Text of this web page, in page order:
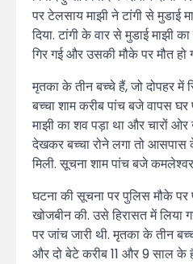
पर टेलसाय माझी ने टांगी से मुडाई
दिया. टांगी के वार से मुडाई माझी
गिर गई और उसकी मौके पर मौत हो
मृतका के तीन बच्चे हैं, जो दोपहर में
बच्चा शाम करीब पांच बजे वापस
माझी का शव पड़ा था और चारों
देखकर बच्चा रोने लगा तो आसपास
मिली. सूचना शाम पांच बजे
घटना की सूचना पर पुलिस मौके पर
खोजबीन की. उसे हिरासत में लिया
पर जांच जारी थी. मृतका के तीन
और दो बेटे करीब 11 और 9 साल के